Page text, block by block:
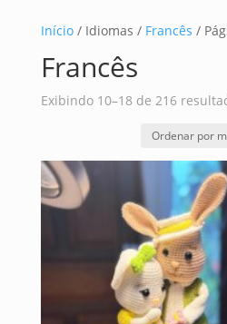
Início/ Idiomas / Francês /
Francês
Exibindo 10–18 de 216